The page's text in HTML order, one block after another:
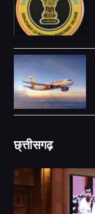
छ्त्तीसगढ़